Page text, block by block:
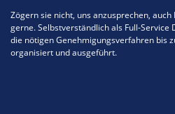
Zögern sie nicht, uns anzusprechen,
gerne. Selbstverständlich als Full-
die nötigen Genehmigungsverfahren bis
organisiert und ausgeführt.